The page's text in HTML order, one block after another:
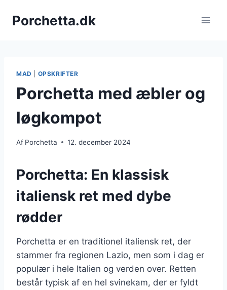
Porchetta.dk
MAD OPSKRIFTER
Porchetta med æbler og
løgkompot
Af Porchetta 12. december 2024
Porchetta: En klassisk
italiensk ret med dybe
rødder
Porchetta er en traditionel italiensk ret, der
stammer fra regionen Lazio, men som i dag er
populær i hele Italien og verden over. Retten
består typisk af en hel svinekam, der er fyldt